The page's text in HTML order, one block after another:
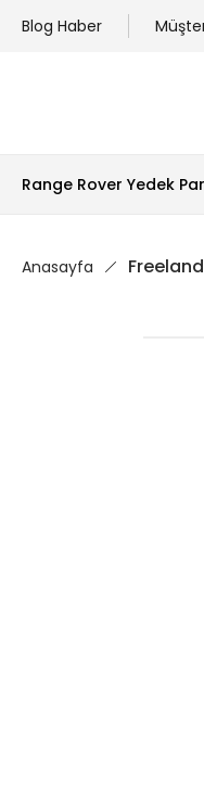
Blog Haber
Range Rover Yedek
Anasayfa